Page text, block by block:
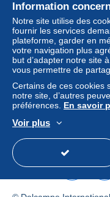
Information
Notre site utilise des
fournir les services
plateforme, garder en
votre navigation plus
but d’adapter notre site
vous permettre de
Certains de ces cookies
notre site, d’autres
préférences. En savoir
Voir plus
Acheter sur Delcampe
Vendre sur Delcampe
Un site sécurisé